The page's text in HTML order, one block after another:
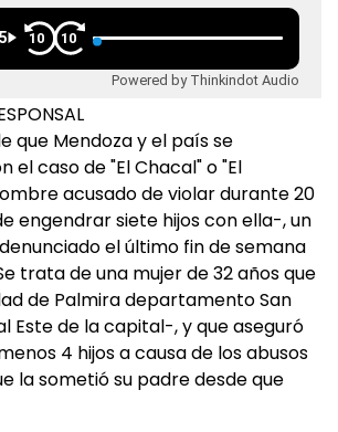
10 10
Powered by Thinkindot Audio
que Mendoza y el país se
el caso de "El Chacal" o "El
acusado de violar durante 20
engendrar siete hijos con ella-, un
el último fin de semana
trata de una mujer de 32 años que
de Palmira departamento San
Este de la capital-, y que aseguró
4 hijos a causa de los abusos
la sometió su padre desde que